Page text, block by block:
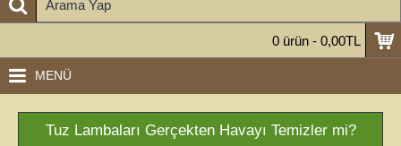
0 ürün - 0,00TL
MENÜ
Tuz Lambaları Gerçekten Havayı Temizler mi?